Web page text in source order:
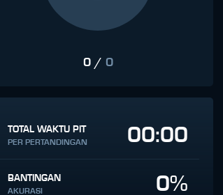
0/ 0
TOTAL WAKTU PIT
PER PERTANDINGAN 00:00
BANTINGAN
AKURASI 0%